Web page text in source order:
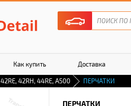
Как купить Доставка
42RH, 44RE, A500 ПЕРЧАТКИ
ПЕРЧАТКИ